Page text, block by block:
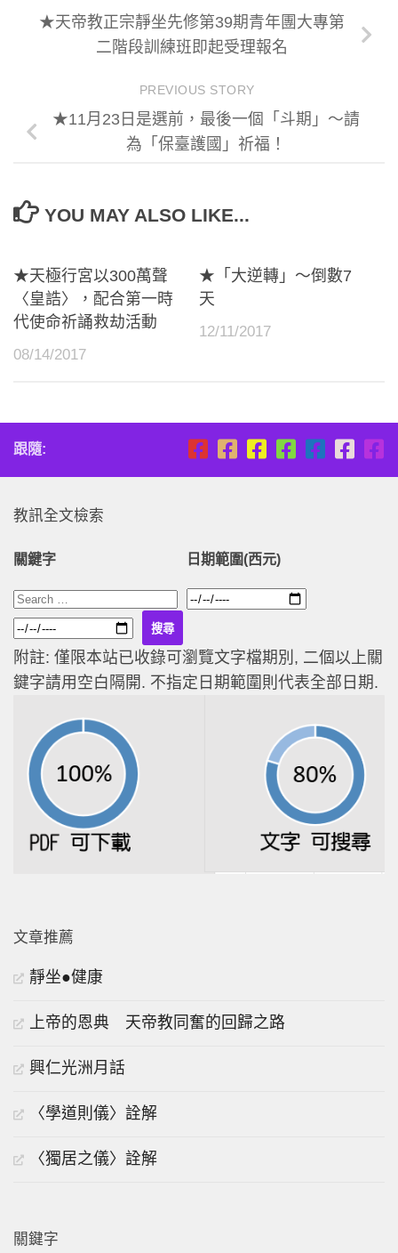
★天帝教正宗靜坐先修第39期青年團大專第
二階段訓練班即起受理報名
PREVIOUS STORY
★11月23日是選前，最後一個「斗期」～請
為「保臺護國」祈福！
YOU MAY ALSO LIKE...
★天極行宮以300萬聲
〈皇誥〉，配合第一時
代使命祈誦救劫活動
08/14/2017
★「大逆轉」～倒數7
天
12/11/2017
跟隨:
教訊全文檢索
關鍵字 日期範圍(西元)
附註: 僅限本站已收錄可瀏覽文字檔期別, 二個以上關
鍵字請用空白隔開. 不指定日期範圍則代表全部日期.
文章推薦
靜坐●健康
上帝的恩典 天帝教同奮的回歸之路
興仁光洲月話
〈學道則儀〉詮解
〈獨居之儀〉詮解
關鍵字